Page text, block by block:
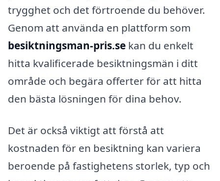
trygghet och det förtroende du behöver.
Genom att använda en plattform som
besiktningsman-pris.se kan du enkelt
hitta kvalificerade besiktningsmän i ditt
område och begära offerter för att hitta
den bästa lösningen för dina behov.
Det är också viktigt att förstå att
kostnaden för en besiktning kan variera
beroende på fastighetens storlek, typ och